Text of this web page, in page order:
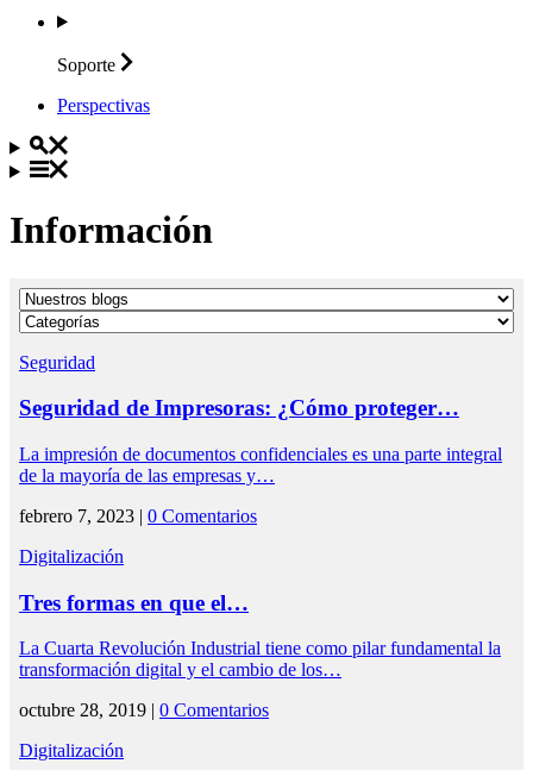
Soporte
Perspectivas
Información
Seguridad
Seguridad de Impresoras: ¿Cómo proteger…
La impresión de documentos confidenciales es una parte integral
de la mayoría de las empresas y…
febrero 7, 2023 | 0 Comentarios
Digitalización
Tres formas en que el…
La Cuarta Revolución Industrial tiene como pilar fundamental la
transformación digital y el cambio de los…
octubre 28, 2019 | 0 Comentarios
Digitalización